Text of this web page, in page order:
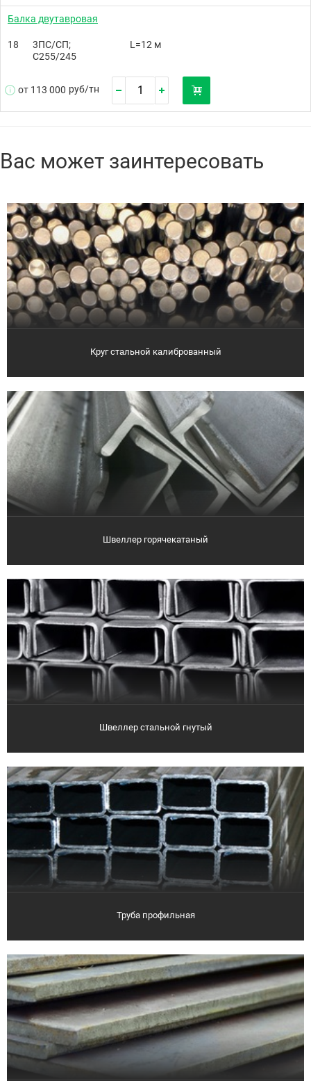
Балка двутавровая
18
3ПС/СП;
С255/245
L=12 м
от 113 000 руб/тн
Вас может заинтересовать
Круг стальной калиброванный
Швеллер горячекатаный
Швеллер стальной гнутый
Труба профильная